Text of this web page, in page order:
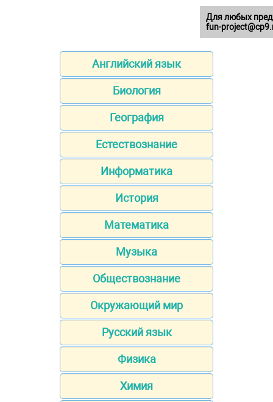
Английский язык
Биология
География
Естествознание
Информатика
История
Математика
Музыка
Обществознание
Окружающий мир
Русский язык
Физика
Химия
Для любых
fun-